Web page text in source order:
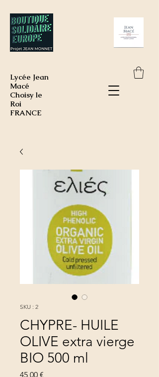
Lycée Jean
Macé
Choisy le
Roi
FRANCE
SKU : 2
CHYPRE- HUILE
OLIVE extra vierge
BIO 500 ml
45,00 €